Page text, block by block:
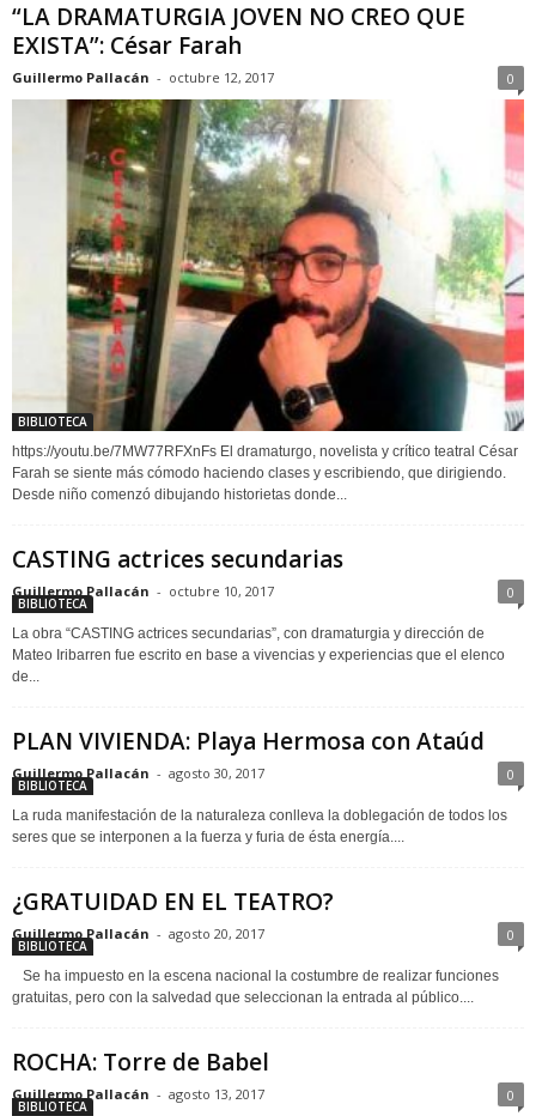
“LA DRAMATURGIA JOVEN NO CREO QUE
EXISTA”: César Farah
Guillermo Pallacán - octubre 12, 2017 0
BIBLIOTECA
https://youtu.be/7MW77RFXnFs El dramaturgo, novelista y crítico teatral César
Farah se siente más cómodo haciendo clases y escribiendo, que dirigiendo.
Desde niño comenzó dibujando historietas donde...
CASTING actrices secundarias
Guillermo Pallacán - octubre 10, 2017 0
BIBLIOTECA
La obra “CASTING actrices secundarias”, con dramaturgia y dirección de
Mateo Iribarren fue escrito en base a vivencias y experiencias que el elenco
de...
PLAN VIVIENDA: Playa Hermosa con Ataúd
Guillermo Pallacán - agosto 30, 2017 0
BIBLIOTECA
La ruda manifestación de la naturaleza conlleva la doblegación de todos los
seres que se interponen a la fuerza y furia de ésta energía....
¿GRATUIDAD EN EL TEATRO?
Guillermo Pallacán - agosto 20, 2017 0
BIBLIOTECA
Se ha impuesto en la escena nacional la costumbre de realizar funciones
gratuitas, pero con la salvedad que seleccionan la entrada al público....
ROCHA: Torre de Babel
Guillermo Pallacán - agosto 13, 2017 0
BIBLIOTECA